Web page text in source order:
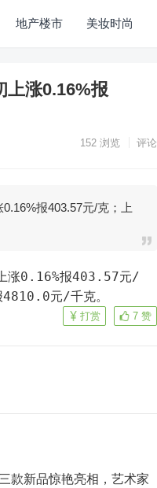
地产楼市 美妆时尚
上涨0.16%报
152 浏览 评论
报403.57元/克；上
4810.0元/千克。
7 赞
打赏